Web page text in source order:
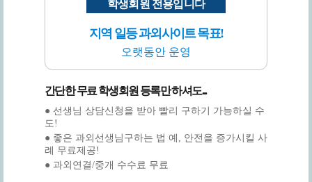
학생회원 전용입니다
지역 일등 과외사이트 목표!
오랫동안 운영
간단한 무료 학생회원 등록만 하셔도...
● 선생님 상담신청을 받아 빨리 구하기 가능하실 수
도!
● 좋은 과외선생님구하는 법 예, 안전을 증가시킬 사
례 무료제공!
● 과외연결/중개 수수료 무료